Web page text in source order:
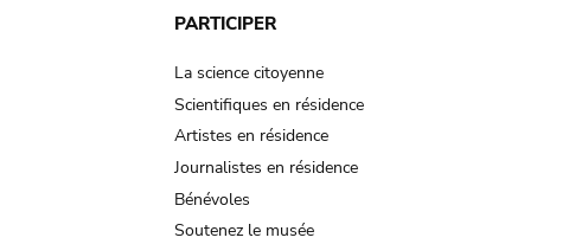
PARTICIPER
La science citoyenne
Scientifiques en résidence
Artistes en résidence
Journalistes en résidence
Bénévoles
Soutenez le musée